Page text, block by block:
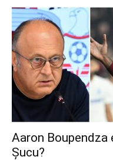
Aaron Boupendza
Șucu?